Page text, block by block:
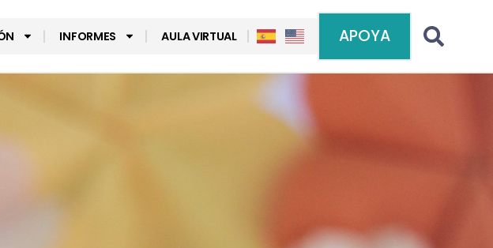
INFORMES AULA VIRTUAL APOYA